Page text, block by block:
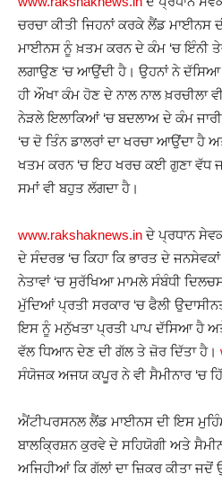
ਚਰਚਾ ਕੀਤੀ ਜਿਹਨਾਂ ਕਰਕੇ ਲੈਂਡ ਮਾਈਨਸ
ਮਾਈਨਸ ਨੂੰ ਖ਼ਤਮ ਕਰਨ ਦੇ ਕੰਮ ‘ਚ ਇੰਨੀ
ਲਗਾਉਣ ‘ਚ ਆਉਂਦੀ ਹੈ। ਉਹਨਾਂ ਨੇ
ਹੀ ਔਖਾ ਕੰਮ ਹੋਣ ਦੇ ਨਾਲ ਨਾਲ ਖ਼ਰਚੀਲਾ
ਨੇੜਲੇ ਇਲਾਕਿਆਂ ‘ਚ ਬਦਲਾਅ ਦੇ ਕੰਮ
‘ਚ ਦੋ ਤਿੰਨ ਡਾਲਰਾਂ ਦਾ ਖਰਚਾ ਆਉਂਦਾ ਹੈ
ਖਤਮ ਕਰਨ ‘ਚ ਇਹ ਖਰਚ ਕਈ ਗੁਣਾ ਵੱਧ
ਸਮਾਂ ਵੀ ਬਹੁਤ ਲੱਗਦਾ ਹੈ।
www.rakshaknews.in ਦੇ ਪ੍ਰਧਾਨ
ਦੇ ਸੰਦਰਭ ‘ਚ ਕਿਹਾ ਕਿ ਭਾਰਤ ਦੇ
ਨੇਤਾਵਾਂ ‘ਚ ਸੁਰੱਖਿਆ ਮਾਮਲੇ ਸੰਬੰਧੀ
ਮੁੱਦਿਆਂ ਪ੍ਰਤੀ ਸਰਕਾਰ ‘ਚ ਫੈਲੀ
ਇਸ ਨੂੰ ਮਨੁੱਖਤਾ ਪ੍ਰਤੀ ਪਾਪ ਦੱਸਿਆ ਹੈ
ਵੱਲ ਧਿਆਨ ਦੇਣ ਦੀ ਗੱਲ ਤੇ ਜ਼ੋਰ ਦਿੱਤਾ ਹੈ।
ਸੰਯੋਜਕ ਅਜਯ ਕਪੂਰ ਨੇ ਵੀ ਸੈਮੀਨਾਰ ‘ਚ
ਐਂਟੀਪਰਸਨਲ ਲੈਂਡ ਮਾਈਨਸ ਦੀ ਇਸ
ਬਾਲਕ੍ਰਿਸ਼ਨ ਕੁਰਵੇ ਦੇ ਸਹਿਯੋਗੀ ਅਤੇ
ਅਜਿਹੀਆਂ ਕਿ ਗੱਲਾਂ ਦਾ ਜ਼ਿਕਰ ਕੀਤਾ ਜਦੋਂ